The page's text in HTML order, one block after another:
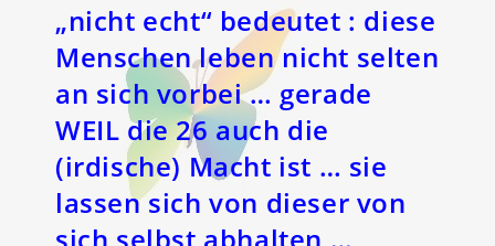
„nicht echt“ bedeutet : diese
Menschen leben nicht selten
an sich vorbei … gerade
WEIL die 26 auch die
(irdische) Macht ist … sie
lassen sich von dieser von